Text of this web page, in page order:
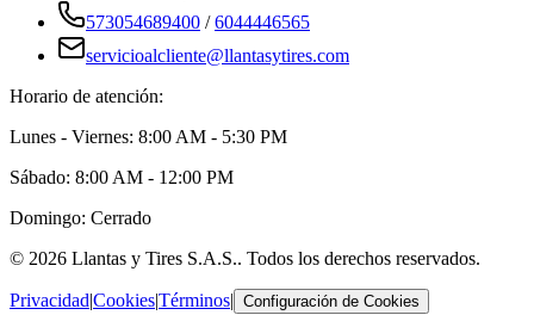
573054689400 /6044446565
servicioalcliente@llantasytires.com
Horario de atención:
Lunes - Viernes: 8:00 AM - 5:30 PM
Sábado: 8:00 AM - 12:00 PM
Domingo: Cerrado
© 2026 Llantas y Tires S.A.S.. Todos los derechos reservados.
Privacidad|Cookies|Términos| Configuración de Cookies